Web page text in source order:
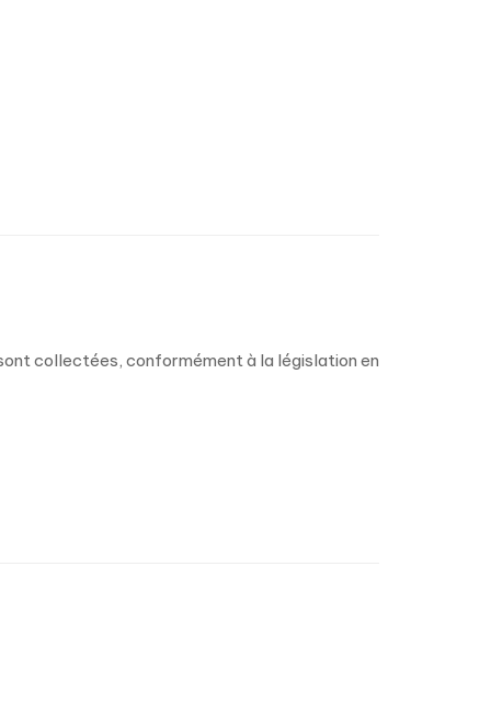
collectées, conformément à la législation en